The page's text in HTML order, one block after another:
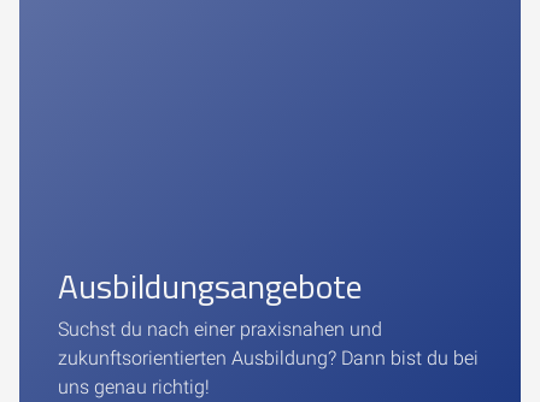
Ausbildungsangebote
Suchst du nach einer praxisnahen und
zukunftsorientierten Ausbildung? Dann bist du bei
uns genau richtig!